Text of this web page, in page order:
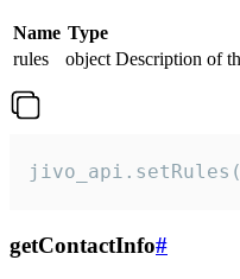
Name Type
rules
object Description of
getContactInfo#